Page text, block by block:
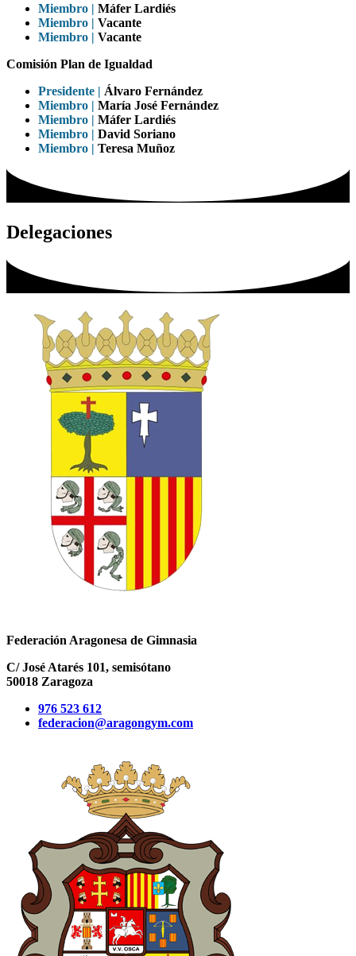
Miembro | Máfer Lardiés
Miembro | Vacante
Miembro | Vacante
Comisión Plan de Igualdad
Presidente | Álvaro Fernández
Miembro | María José Fernández
Miembro | Máfer Lardiés
Miembro | David Soriano
Miembro | Teresa Muñoz
Delegaciones
Federación Aragonesa de Gimnasia
C/ José Atarés 101, semisótano
50018 Zaragoza
976 523 612
federacion@aragongym.com